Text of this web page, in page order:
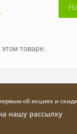
товаре.
об акциях и
нашу рассылку